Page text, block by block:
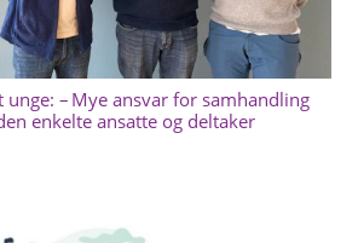
– Mye ansvar for samhandling
enkelte ansatte og deltaker